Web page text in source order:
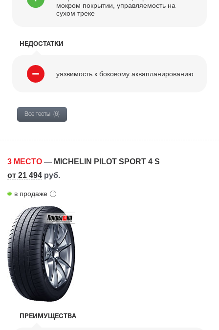
мокром покрытии, управляемость на
сухом треке
НЕДОСТАТКИ
уязвимость к боковому аквапланированию
Все тесты (6)
3 МЕСТО — MICHELIN PILOT SPORT 4 S
от 21 494 руб.
в продаже
ПРЕИМУЩЕСТВА